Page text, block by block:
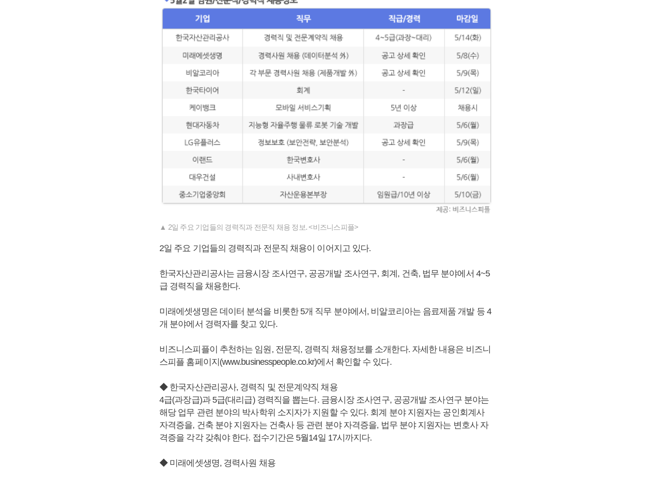
▲ 2일 주요 기업들의 경력직과 전문직 채용 정보. <비즈니스피플>
2일 주요 기업들의 경력직과 전문직 채용이 이어지고 있다.
한국자산관리공사는 금융시장 조사연구, 공공개발 조사연구, 회계, 건축, 법무 분야에서 4~5
급 경력직을 채용한다.
미래에셋생명은 데이터 분석을 비롯한 5개 직무 분야에서, 비알코리아는 음료제품 개발 등 4
개 분야에서 경력자를 찾고 있다.
비즈니스피플이 추천하는 임원, 전문직, 경력직 채용정보를 소개한다. 자세한 내용은 비즈니
스피플 홈페이지(www.businesspeople.co.kr)에서 확인할 수 있다.
◆ 한국자산관리공사, 경력직 및 전문계약직 채용
4급(과장급)과 5급(대리급) 경력직을 뽑는다. 금융시장 조사연구, 공공개발 조사연구 분야는
해당 업무 관련 분야의 박사학위 소지자가 지원할 수 있다. 회계 분야 지원자는 공인회계사
자격증을, 건축 분야 지원자는 건축사 등 관련 분야 자격증을, 법무 분야 지원자는 변호사 자
격증을 각각 갖춰야 한다. 접수기간은 5월14일 17시까지다.
◆ 미래에셋생명, 경력사원 채용